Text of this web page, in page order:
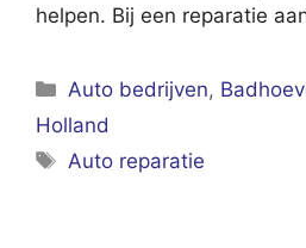
helpen. Bij een reparatie
Categorieën
Auto bedrijven,
Holland
Tags
Auto reparatie